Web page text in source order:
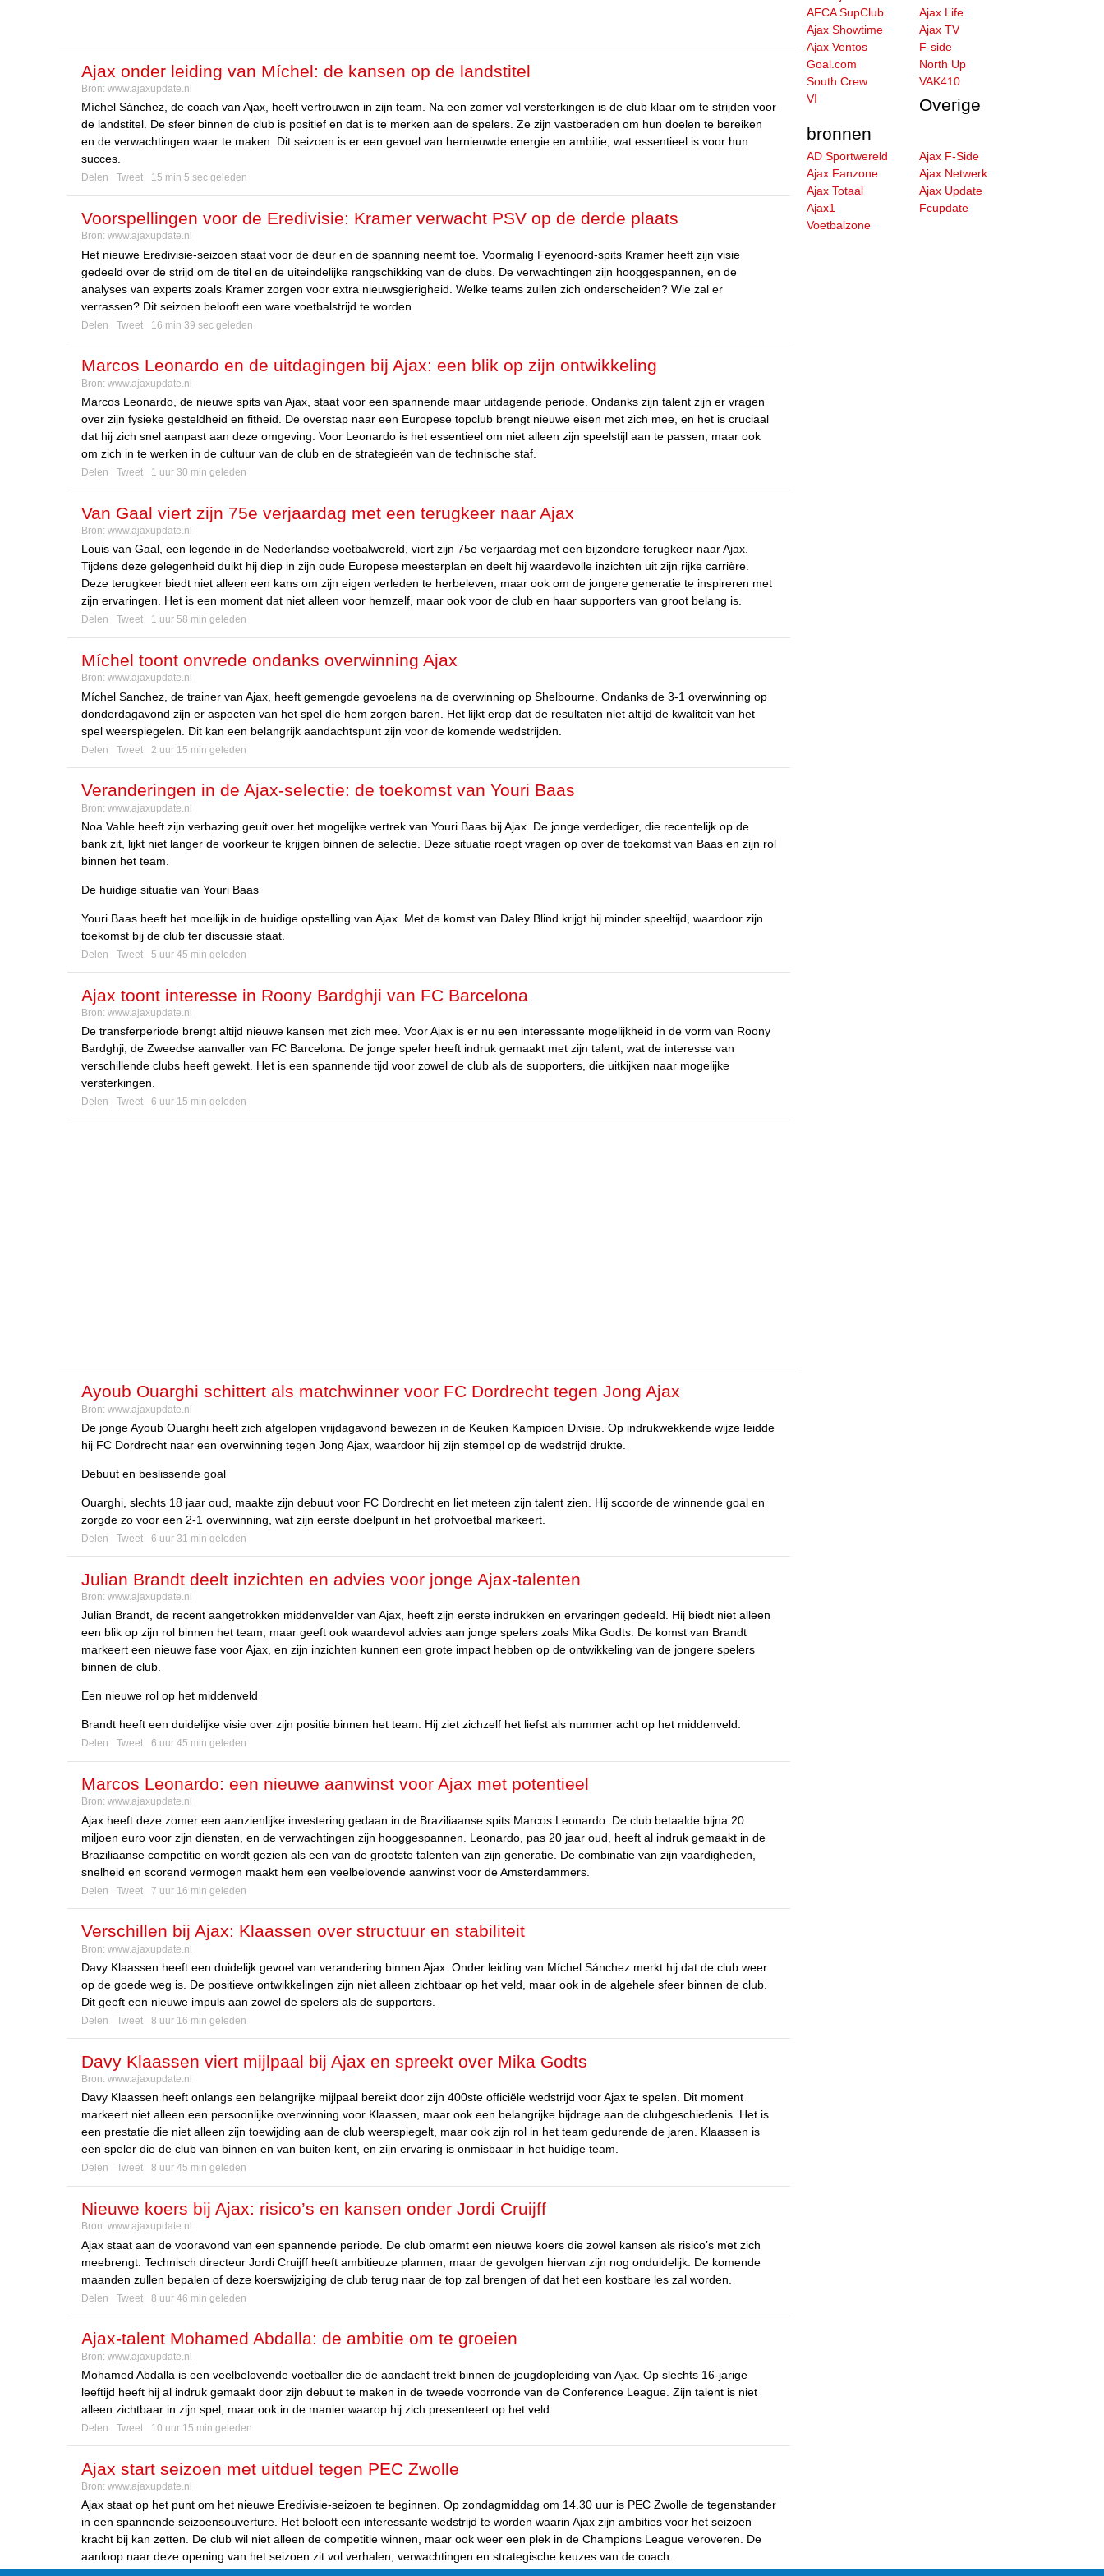
Ajax onder leiding van Míchel: de kansen op de landstitel
Bron: www.ajaxupdate.nl
Míchel Sánchez, de coach van Ajax, heeft vertrouwen in zijn team. Na een zomer vol versterkingen is de club klaar om te strijden voor
de landstitel. De sfeer binnen de club is positief en dat is te merken aan de spelers. Ze zijn vastberaden om hun doelen te bereiken
en de verwachtingen waar te maken. Dit seizoen is er een gevoel van hernieuwde energie en ambitie, wat essentieel is voor hun
succes.
Delen Tweet 15 min 5 sec geleden
Voorspellingen voor de Eredivisie: Kramer verwacht PSV op de derde plaats
Bron: www.ajaxupdate.nl
Het nieuwe Eredivisie-seizoen staat voor de deur en de spanning neemt toe. Voormalig Feyenoord-spits Kramer heeft zijn visie
gedeeld over de strijd om de titel en de uiteindelijke rangschikking van de clubs. De verwachtingen zijn hooggespannen, en de
analyses van experts zoals Kramer zorgen voor extra nieuwsgierigheid. Welke teams zullen zich onderscheiden? Wie zal er
verrassen? Dit seizoen belooft een ware voetbalstrijd te worden.
Delen Tweet 16 min 39 sec geleden
Marcos Leonardo en de uitdagingen bij Ajax: een blik op zijn ontwikkeling
Bron: www.ajaxupdate.nl
Marcos Leonardo, de nieuwe spits van Ajax, staat voor een spannende maar uitdagende periode. Ondanks zijn talent zijn er vragen
over zijn fysieke gesteldheid en fitheid. De overstap naar een Europese topclub brengt nieuwe eisen met zich mee, en het is cruciaal
dat hij zich snel aanpast aan deze omgeving. Voor Leonardo is het essentieel om niet alleen zijn speelstijl aan te passen, maar ook
om zich in te werken in de cultuur van de club en de strategieën van de technische staf.
Delen Tweet 1 uur 30 min geleden
Van Gaal viert zijn 75e verjaardag met een terugkeer naar Ajax
Bron: www.ajaxupdate.nl
Louis van Gaal, een legende in de Nederlandse voetbalwereld, viert zijn 75e verjaardag met een bijzondere terugkeer naar Ajax.
Tijdens deze gelegenheid duikt hij diep in zijn oude Europese meesterplan en deelt hij waardevolle inzichten uit zijn rijke carrière.
Deze terugkeer biedt niet alleen een kans om zijn eigen verleden te herbeleven, maar ook om de jongere generatie te inspireren met
zijn ervaringen. Het is een moment dat niet alleen voor hemzelf, maar ook voor de club en haar supporters van groot belang is.
Delen Tweet 1 uur 58 min geleden
Míchel toont onvrede ondanks overwinning Ajax
Bron: www.ajaxupdate.nl
Míchel Sanchez, de trainer van Ajax, heeft gemengde gevoelens na de overwinning op Shelbourne. Ondanks de 3-1 overwinning op
donderdagavond zijn er aspecten van het spel die hem zorgen baren. Het lijkt erop dat de resultaten niet altijd de kwaliteit van het
spel weerspiegelen. Dit kan een belangrijk aandachtspunt zijn voor de komende wedstrijden.
Delen Tweet 2 uur 15 min geleden
Veranderingen in de Ajax-selectie: de toekomst van Youri Baas
Bron: www.ajaxupdate.nl
Noa Vahle heeft zijn verbazing geuit over het mogelijke vertrek van Youri Baas bij Ajax. De jonge verdediger, die recentelijk op de
bank zit, lijkt niet langer de voorkeur te krijgen binnen de selectie. Deze situatie roept vragen op over de toekomst van Baas en zijn rol
binnen het team.
De huidige situatie van Youri Baas
Youri Baas heeft het moeilijk in de huidige opstelling van Ajax. Met de komst van Daley Blind krijgt hij minder speeltijd, waardoor zijn
toekomst bij de club ter discussie staat.
Delen Tweet 5 uur 45 min geleden
Ajax toont interesse in Roony Bardghji van FC Barcelona
Bron: www.ajaxupdate.nl
De transferperiode brengt altijd nieuwe kansen met zich mee. Voor Ajax is er nu een interessante mogelijkheid in de vorm van Roony
Bardghji, de Zweedse aanvaller van FC Barcelona. De jonge speler heeft indruk gemaakt met zijn talent, wat de interesse van
verschillende clubs heeft gewekt. Het is een spannende tijd voor zowel de club als de supporters, die uitkijken naar mogelijke
versterkingen.
Delen Tweet 6 uur 15 min geleden
Ayoub Ouarghi schittert als matchwinner voor FC Dordrecht tegen Jong Ajax
Bron: www.ajaxupdate.nl
De jonge Ayoub Ouarghi heeft zich afgelopen vrijdagavond bewezen in de Keuken Kampioen Divisie. Op indrukwekkende wijze leidde
hij FC Dordrecht naar een overwinning tegen Jong Ajax, waardoor hij zijn stempel op de wedstrijd drukte.
Debuut en beslissende goal
Ouarghi, slechts 18 jaar oud, maakte zijn debuut voor FC Dordrecht en liet meteen zijn talent zien. Hij scoorde de winnende goal en
zorgde zo voor een 2-1 overwinning, wat zijn eerste doelpunt in het profvoetbal markeert.
Delen Tweet 6 uur 31 min geleden
Julian Brandt deelt inzichten en advies voor jonge Ajax-talenten
Bron: www.ajaxupdate.nl
Julian Brandt, de recent aangetrokken middenvelder van Ajax, heeft zijn eerste indrukken en ervaringen gedeeld. Hij biedt niet alleen
een blik op zijn rol binnen het team, maar geeft ook waardevol advies aan jonge spelers zoals Mika Godts. De komst van Brandt
markeert een nieuwe fase voor Ajax, en zijn inzichten kunnen een grote impact hebben op de ontwikkeling van de jongere spelers
binnen de club.
Een nieuwe rol op het middenveld
Brandt heeft een duidelijke visie over zijn positie binnen het team. Hij ziet zichzelf het liefst als nummer acht op het middenveld.
Delen Tweet 6 uur 45 min geleden
Marcos Leonardo: een nieuwe aanwinst voor Ajax met potentieel
Bron: www.ajaxupdate.nl
Ajax heeft deze zomer een aanzienlijke investering gedaan in de Braziliaanse spits Marcos Leonardo. De club betaalde bijna 20
miljoen euro voor zijn diensten, en de verwachtingen zijn hooggespannen. Leonardo, pas 20 jaar oud, heeft al indruk gemaakt in de
Braziliaanse competitie en wordt gezien als een van de grootste talenten van zijn generatie. De combinatie van zijn vaardigheden,
snelheid en scorend vermogen maakt hem een veelbelovende aanwinst voor de Amsterdammers.
Delen Tweet 7 uur 16 min geleden
Verschillen bij Ajax: Klaassen over structuur en stabiliteit
Bron: www.ajaxupdate.nl
Davy Klaassen heeft een duidelijk gevoel van verandering binnen Ajax. Onder leiding van Míchel Sánchez merkt hij dat de club weer
op de goede weg is. De positieve ontwikkelingen zijn niet alleen zichtbaar op het veld, maar ook in de algehele sfeer binnen de club.
Dit geeft een nieuwe impuls aan zowel de spelers als de supporters.
Delen Tweet 8 uur 16 min geleden
Davy Klaassen viert mijlpaal bij Ajax en spreekt over Mika Godts
Bron: www.ajaxupdate.nl
Davy Klaassen heeft onlangs een belangrijke mijlpaal bereikt door zijn 400ste officiële wedstrijd voor Ajax te spelen. Dit moment
markeert niet alleen een persoonlijke overwinning voor Klaassen, maar ook een belangrijke bijdrage aan de clubgeschiedenis. Het is
een prestatie die niet alleen zijn toewijding aan de club weerspiegelt, maar ook zijn rol in het team gedurende de jaren. Klaassen is
een speler die de club van binnen en van buiten kent, en zijn ervaring is onmisbaar in het huidige team.
Delen Tweet 8 uur 45 min geleden
Nieuwe koers bij Ajax: risico’s en kansen onder Jordi Cruijff
Bron: www.ajaxupdate.nl
Ajax staat aan de vooravond van een spannende periode. De club omarmt een nieuwe koers die zowel kansen als risico’s met zich
meebrengt. Technisch directeur Jordi Cruijff heeft ambitieuze plannen, maar de gevolgen hiervan zijn nog onduidelijk. De komende
maanden zullen bepalen of deze koerswijziging de club terug naar de top zal brengen of dat het een kostbare les zal worden.
Delen Tweet 8 uur 46 min geleden
Ajax-talent Mohamed Abdalla: de ambitie om te groeien
Bron: www.ajaxupdate.nl
Mohamed Abdalla is een veelbelovende voetballer die de aandacht trekt binnen de jeugdopleiding van Ajax. Op slechts 16-jarige
leeftijd heeft hij al indruk gemaakt door zijn debuut te maken in de tweede voorronde van de Conference League. Zijn talent is niet
alleen zichtbaar in zijn spel, maar ook in de manier waarop hij zich presenteert op het veld.
Delen Tweet 10 uur 15 min geleden
Ajax start seizoen met uitduel tegen PEC Zwolle
Bron: www.ajaxupdate.nl
Ajax staat op het punt om het nieuwe Eredivisie-seizoen te beginnen. Op zondagmiddag om 14.30 uur is PEC Zwolle de tegenstander
in een spannende seizoensouverture. Het belooft een interessante wedstrijd te worden waarin Ajax zijn ambities voor het seizoen
kracht bij kan zetten. De club wil niet alleen de competitie winnen, maar ook weer een plek in de Champions League veroveren. De
aanloop naar deze opening van het seizoen zit vol verhalen, verwachtingen en strategische keuzes van de coach.
AFCA SupClub
Ajax Life
Ajax Showtime
Ajax TV
Ajax Ventos
F-side
Goal.com
North Up
South Crew
VAK410
VI
Overige
bronnen
AD Sportwereld
Ajax F-Side
Ajax Fanzone
Ajax Netwerk
Ajax Totaal
Ajax Update
Ajax1
Fcupdate
Voetbalzone